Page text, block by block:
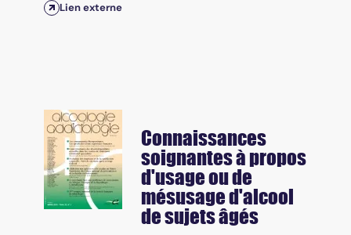
Lien externe
Connaissances
soignantes à propos
d'usage ou de
mésusage d'alcool
de sujets âgés